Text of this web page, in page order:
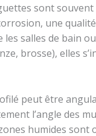
sont
une
les salles de bain
brosse), elles
peut être
l’angle des
humides sont